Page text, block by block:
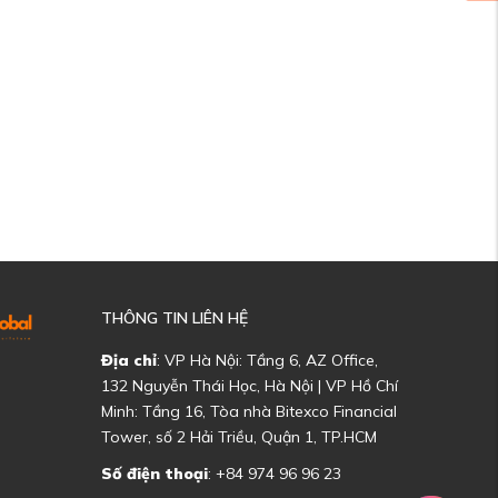
THÔNG TIN LIÊN HỆ
Địa chỉ: VP Hà Nội: Tầng 6, AZ Office,
132 Nguyễn Thái Học, Hà Nội | VP Hồ Chí
Minh: Tầng 16, Tòa nhà Bitexco Financial
Tower, số 2 Hải Triều, Quận 1, TP.HCM
Số điện thoại: +84 974 96 96 23